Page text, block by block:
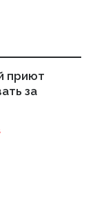
приют
за